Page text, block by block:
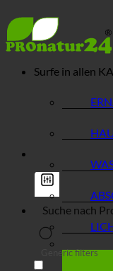
Generic filters
Surfe in allen